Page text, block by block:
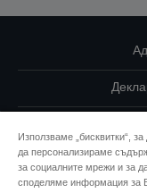
Използваме „бисквитки“,
да персонализираме
за социалните мрежи и за
споделяме информация за